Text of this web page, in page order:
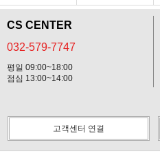
CS CENTER
032-579-7747
평일 09:00~18:00
점심 13:00~14:00
고객센터 연결